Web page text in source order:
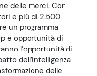
delle merci. Con
e più di 2.500
un programma
e opportunità di
l’opportunità di
dell’intelligenza
delle